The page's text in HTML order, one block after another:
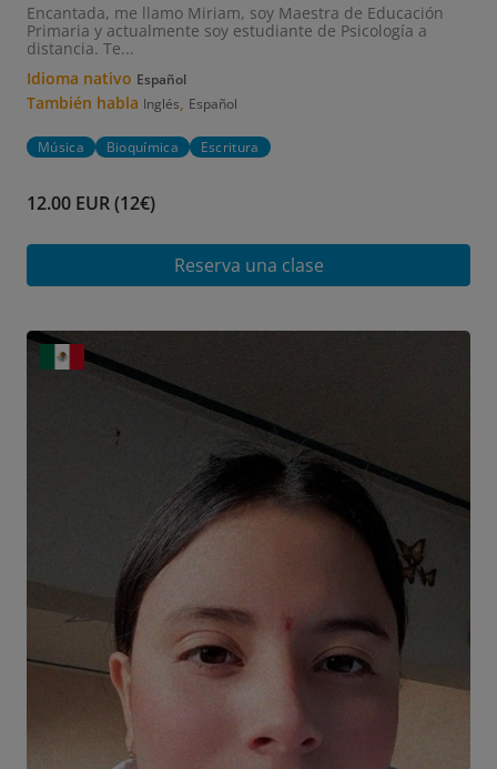
Encantada, me llamo Miriam, soy Maestra de Educación
Primaria y actualmente soy estudiante de Psicología a
distancia. Te...
Idioma nativo Español
También habla Inglés, Español
Música Bioquímica Escritura
12.00 EUR (12€)
Reserva una clase